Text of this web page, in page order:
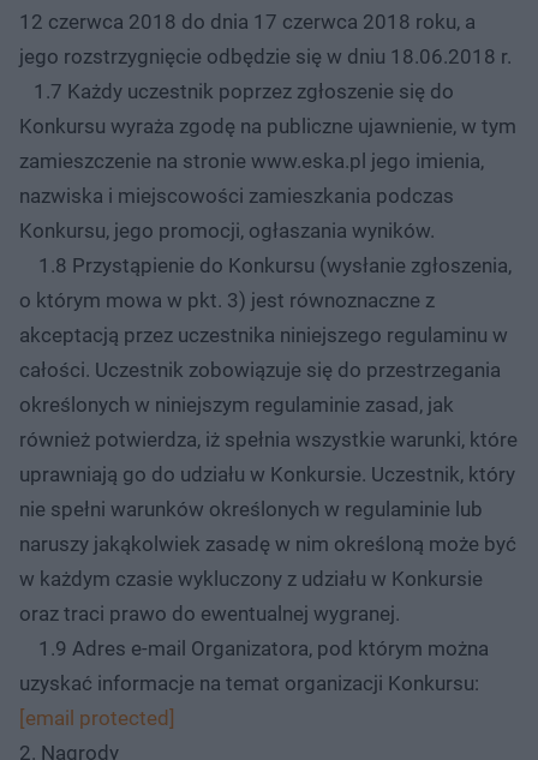
12 czerwca 2018 do dnia 17 czerwca 2018 roku, a
jego rozstrzygnięcie odbędzie się w dniu 18.06.2018 r.
1.7 Każdy uczestnik poprzez zgłoszenie się do
Konkursu wyraża zgodę na publiczne ujawnienie, w tym
zamieszczenie na stronie www.eska.pl jego imienia,
nazwiska i miejscowości zamieszkania podczas
Konkursu, jego promocji, ogłaszania wyników.
1.8 Przystąpienie do Konkursu (wysłanie zgłoszenia,
o którym mowa w pkt. 3) jest równoznaczne z
akceptacją przez uczestnika niniejszego regulaminu w
całości. Uczestnik zobowiązuje się do przestrzegania
określonych w niniejszym regulaminie zasad, jak
również potwierdza, iż spełnia wszystkie warunki, które
uprawniają go do udziału w Konkursie. Uczestnik, który
nie spełni warunków określonych w regulaminie lub
naruszy jakąkolwiek zasadę w nim określoną może być
w każdym czasie wykluczony z udziału w Konkursie
oraz traci prawo do ewentualnej wygranej.
1.9 Adres e-mail Organizatora, pod którym można
uzyskać informacje na temat organizacji Konkursu:
[email protected]
2. Nagrody